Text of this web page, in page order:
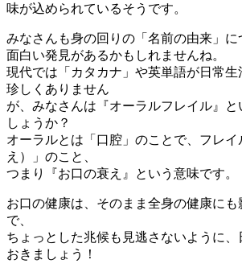
味が込められているそうです。
みなさんも身の回りの「名前の由来」に
面白い発見があるかもしれませんね。
現代では「カタカナ」や英単語が日常生
珍しくありません
が、みなさんは『オーラルフレイル』
しょうか？
オーラルとは「口腔」のことで、フレイ
え）」のこと、
つまり『お口の衰え』という意味です。
お口の健康は、そのまま全身の健康に
で、
ちょっとした兆候も見逃さないように、
おきましょう！